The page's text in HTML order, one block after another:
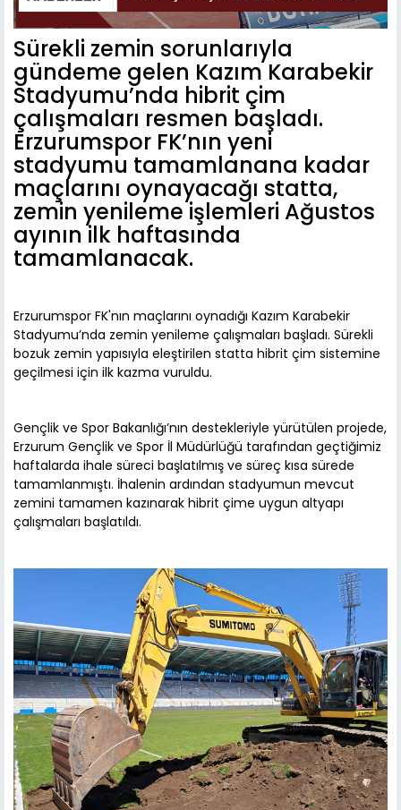
Sürekli zemin sorunlarıyla
gündeme gelen Kazım Karabekir
Stadyumu’nda hibrit çim
çalışmaları resmen başladı.
Erzurumspor FK’nın yeni
stadyumu tamamlanana kadar
maçlarını oynayacağı statta,
zemin yenileme işlemleri Ağustos
ayının ilk haftasında
tamamlanacak.
Erzurumspor FK'nın maçlarını oynadığı Kazım Karabekir
Stadyumu’nda zemin yenileme çalışmaları başladı. Sürekli
bozuk zemin yapısıyla eleştirilen statta hibrit çim sistemine
geçilmesi için ilk kazma vuruldu.
Gençlik ve Spor Bakanlığı’nın destekleriyle yürütülen projede,
Erzurum Gençlik ve Spor İl Müdürlüğü tarafından geçtiğimiz
haftalarda ihale süreci başlatılmış ve süreç kısa sürede
tamamlanmıştı. İhalenin ardından stadyumun mevcut
zemini tamamen kazınarak hibrit çime uygun altyapı
çalışmaları başlatıldı.